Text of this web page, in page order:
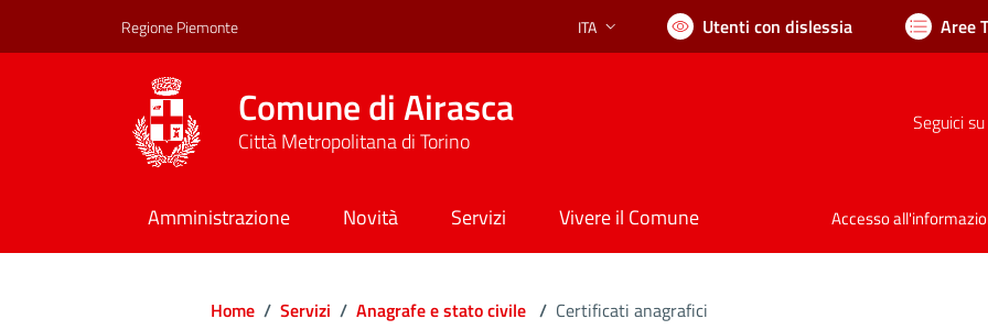
Regione Piemonte Lingua attiva:
ITA Utenti con dislessia Aree
Comune di Airasca
Città Metropolitana di Torino
Seguici su
Amministrazione Novità Servizi Vivere il Comune Accesso
Home / Servizi / Anagrafe e stato civile / Certificati anagrafici